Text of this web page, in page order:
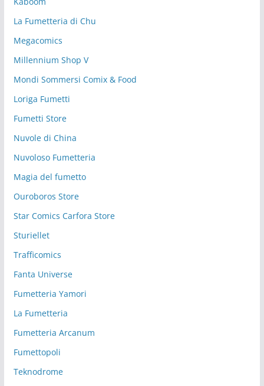
La Fumetteria di Chu
Megacomics
Millennium Shop V
Mondi Sommersi Comix & Food
Loriga Fumetti
Fumetti Store
Nuvole di China
Nuvoloso Fumetteria
Magia del fumetto
Ouroboros Store
Star Comics Carfora Store
Sturiellet
Trafficomics
Fanta Universe
Fumetteria Yamori
La Fumetteria
Fumetteria Arcanum
Fumettopoli
Teknodrome